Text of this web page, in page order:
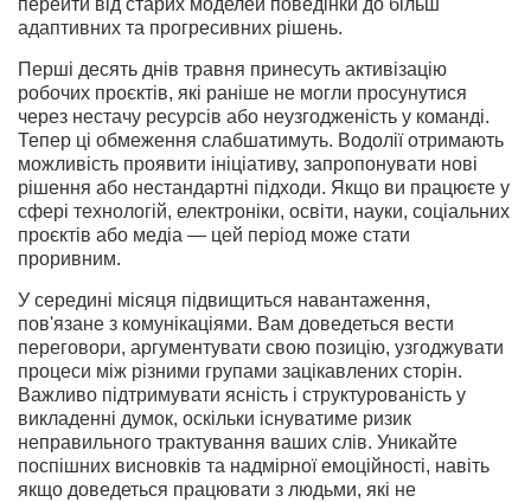
перейти від старих моделей поведінки до більш
адаптивних та прогресивних рішень.
Перші десять днів травня принесуть активізацію
робочих проєктів, які раніше не могли просунутися
через нестачу ресурсів або неузгодженість у команді.
Тепер ці обмеження слабшатимуть. Водолії отримають
можливість проявити ініціативу, запропонувати нові
рішення або нестандартні підходи. Якщо ви працюєте у
сфері технологій, електроніки, освіти, науки, соціальних
проєктів або медіа — цей період може стати
проривним.
У середині місяця підвищиться навантаження,
пов'язане з комунікаціями. Вам доведеться вести
переговори, аргументувати свою позицію, узгоджувати
процеси між різними групами зацікавлених сторін.
Важливо підтримувати ясність і структурованість у
викладенні думок, оскільки існуватиме ризик
неправильного трактування ваших слів. Уникайте
поспішних висновків та надмірної емоційності, навіть
якщо доведеться працювати з людьми, які не